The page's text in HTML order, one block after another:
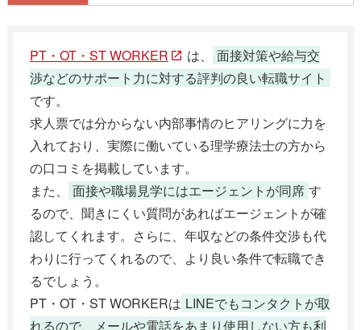
PT・OT・ST WORKER は、
面接対策や給与交
渉などのサポート力に対する評判の良い転職サイト
です。
求人票では分からない内部事情のヒアリングに力を
入れており、実際に働いている理学療法士の方から
の口コミを掲載しています。
また、
面接や職場見学にはエージェントが同席 す
るので、聞きにくい質問があればエージェントが確
認してくれます。さらに、年収などの条件交渉も代
わりに行ってくれるので、より良い条件で転職でき
るでしょう。
PT・OT・ST WORKERは LINEでもコンタクトが取
れるので、メールや電話をあまり使用しない方も利